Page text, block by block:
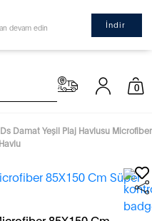
devam edin İndir
0
Ds Damat Yeşil Plaj Havlusu Microfiber